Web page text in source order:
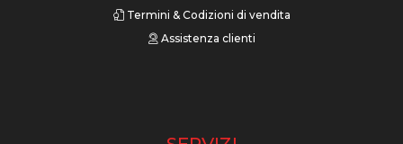
Termini & Codizioni di vendita
Assistenza clienti